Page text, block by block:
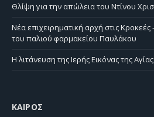
Θλίψη για την απώλεια του Ντίνου
Νέα επιχειρηματική αρχή στις
του παλιού φαρμακείου Παυλάκου
Η λιτάνευση της Ιερής Εικόνας της
ΚΑΙΡΌΣ